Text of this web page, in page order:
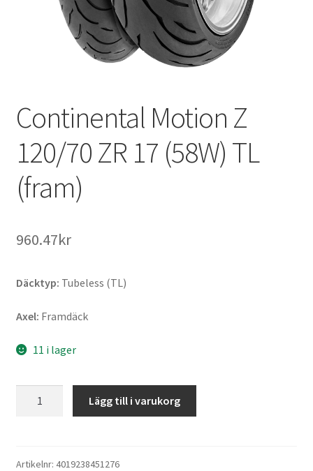
Continental Motion Z
120/70 ZR 17 (58W) TL
(fram)
960.47kr
Däcktyp: Tubeless (TL)
Axel: Framdäck
11 i lager
ZR
Lägg till i varukorg
Artikelnr: 4019238451276